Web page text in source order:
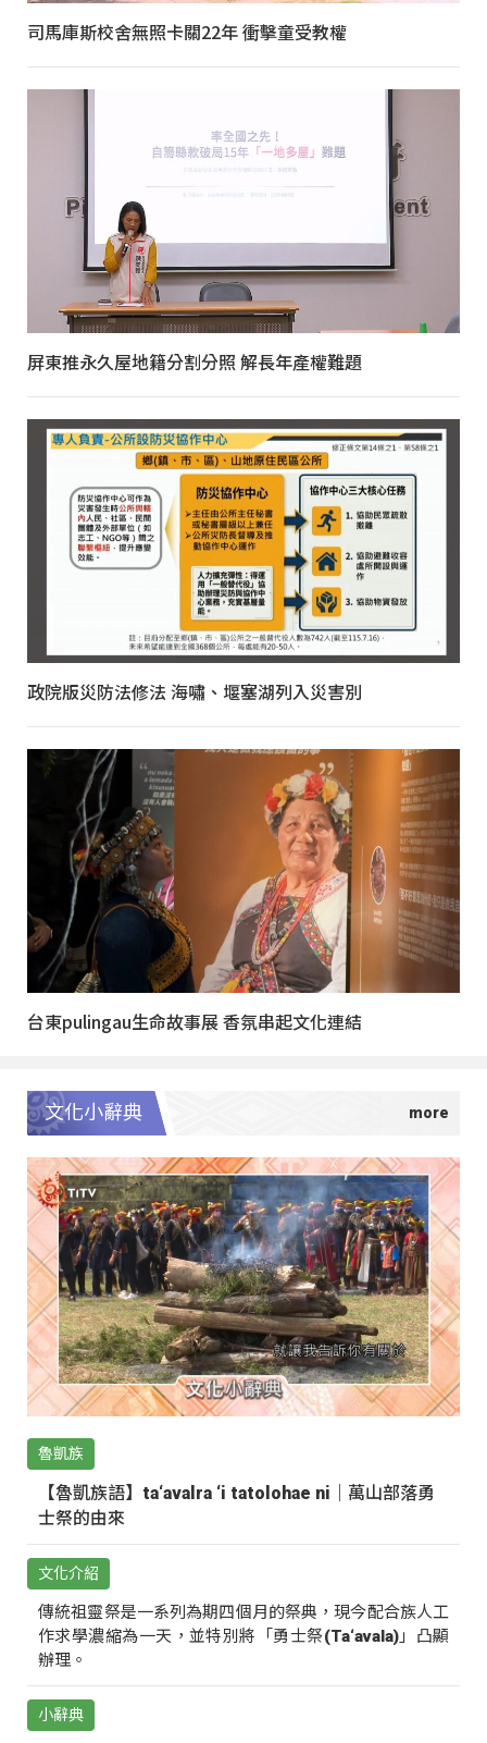
司馬庫斯校舍無照卡關22年 衝擊童受教權
屏東推永久屋地籍分割分照 解長年產權難題
政院版災防法修法 海嘯、堰塞湖列入災害別
台東pulingau生命故事展 香氛串起文化連結
文化小辭典
魯凱族
【魯凱族語】ta‘avalra ‘i tatolohae ni｜萬山部落勇
士祭的由來
文化介紹
傳統祖靈祭是一系列為期四個月的祭典，現今配合族人工
作求學濃縮為一天，並特別將「勇士祭(Ta‘avala)」凸顯
辦理。
小辭典